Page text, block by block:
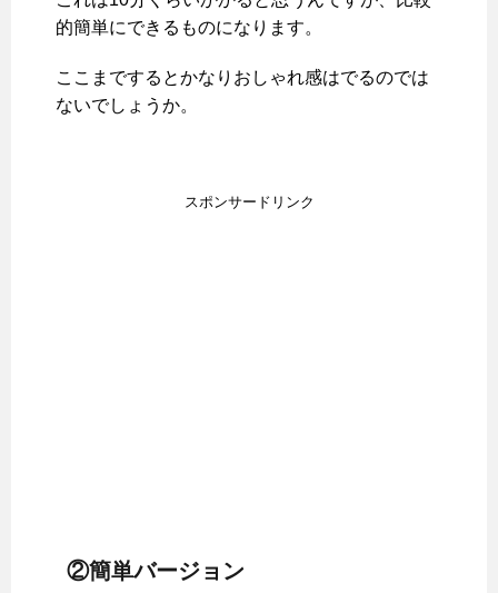
的簡単にできるものになります。
ここまでするとかなりおしゃれ感はでるのでは
ないでしょうか。
スポンサードリンク
②簡単バージョン